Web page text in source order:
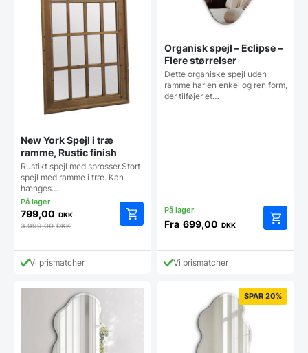
New York Spejl i træ
ramme, Rustic finish
Rustikt spejl med sprosser.Stort
spejl med ramme i træ. Kan
hænges…
799,00 DKK
3.999,00DKK
Vi prismatcher
Organisk spejl – Eclipse –
Flere størrelser
Dette organiske spejl uden
ramme har en enkel og ren form,
der tilføjer et…
Fra 699,00 DKK
vare
kan
Vi prismatcher
SPAR 20%